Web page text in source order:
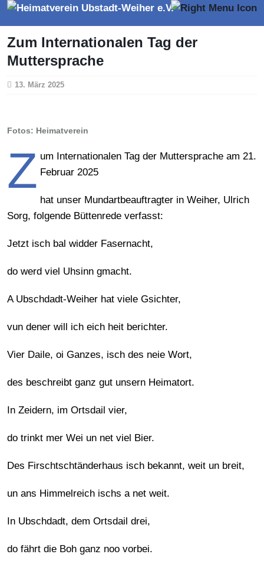
Zum Internationalen Tag der
Muttersprache
13. März 2025
Fotos: Heimatverein
Z um Internationalen Tag der Muttersprache am 21.
Februar 2025
hat unser Mundartbeauftragter in Weiher, Ulrich
Sorg, folgende Büttenrede verfasst:
Jetzt isch bal widder Fasernacht,
do werd viel Uhsinn gmacht.
A Ubschdadt-Weiher hat viele Gsichter,
vun dener will ich eich heit berichter.
Vier Daile, oi Ganzes, isch des neie Wort,
des beschreibt ganz gut unsern Heimatort.
In Zeidern, im Ortsdail vier,
do trinkt mer Wei un net viel Bier.
Des Firschtschtänderhaus isch bekannt, weit un breit,
un ans Himmelreich ischs a net weit.
In Ubschdadt, dem Ortsdail drei,
do fährt die Boh ganz noo vorbei.